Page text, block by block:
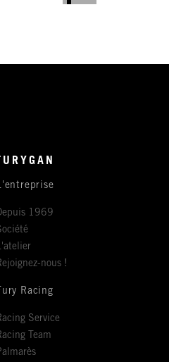
1969
nous !
Racing
Service
Team